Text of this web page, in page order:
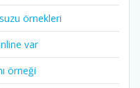
örnekleri
var
örneği